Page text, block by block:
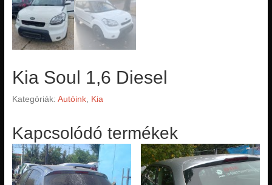
Kia Soul 1,6 Diesel
Kategóriák: Autóink, Kia
Kapcsolódó termékek